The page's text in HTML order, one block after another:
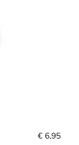
€ 6,95